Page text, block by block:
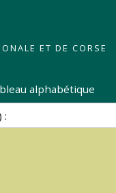
ET DE CORSE
alphabétique